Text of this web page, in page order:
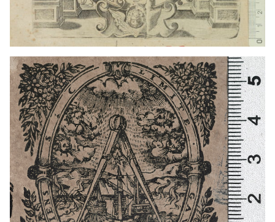
1594 - 1628 París (Francia)